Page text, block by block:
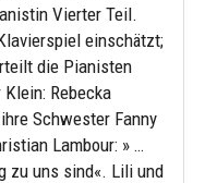
Vierter Teil.
einschätzt;
die Pianisten
Rebecka
Schwester Fanny
Lambour: » …
zu uns sind«. Lili und